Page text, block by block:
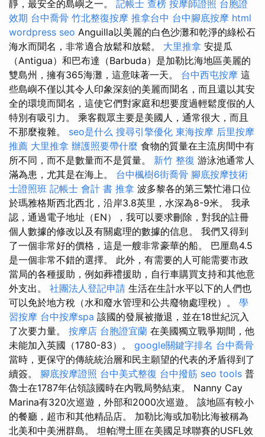
靜，最安全的島嶼之一。 記帳士 查榜 按摩師證照 台胞證
效期 台中喬骨 竹北整復按摩 推拿台中 台中腳底按摩 html
wordpress seo Anguilla以美麗的白色沙灘和乾淨的綠松石
海水而聞名，非常適合放鬆和放鬆。 大里推拿 安提瓜
（Antigua）和巴布達（Barbuda）是加勒比海地區美麗的
雙島州，擁有365海灘，這意味著一天。 台中西屯按摩 這
些島嶼不僅以其令人印象深刻的美麗而聞名，而且還以其安
全的環境而聞名，這使它們對家庭和想要度過輕鬆度假的人
特別有吸引力。 乘客觀眾主要是美國人，通常很大，而且
不那麼複雜。 seo是什么 搜尋引擎優化 東海按摩 后里按摩
推薦 大里推拿 辦護照要帶什麼 食物的質量在主流房間中有
所不同，而不是數量而不是質量。 新竹 整復 游泳池通常人
滿為患，尤其是在海上。 台中楓樹6街喬骨 腳底按摩技術
士證照班 記帳士 會計 書 推拿 波多黎各的第三繁忙港口位
於瑪雅格斯西北西北，沿岸3.8英里，水深為8-9米。 我承
認，通過電子地址（EN），我可以要求刪除，對我的註冊
個人數據的修改以及有關處理的數據的信息。 我們又得到
了一個非常好的價格，這是一艘非常豪華的船。 巴厘島4.5
是一個非常不錯的選擇。 此外，有需要的人可能需要市政
當局的各種援助，例如葬禮援助，自行車購買支持和其他意
外支出。 社團法人登記申請 生活在生計水平以下的人們也
可以免於地方稅（水和廢水管理和公共廢物處理稅）。 學
習按摩 台中按摩spa 該國的發展被撤退，並在18世紀沉入
了次要力量。 按摩店 台胞證宜蘭 在美國獨立戰爭期間，他
未能加入英國（1780-83）。 google關鍵字排名 台中喬骨
當時，更保守的傳統統治層和民主願望的代表的矛盾得到了
續簽。 腳底按摩證照 台中美式整復 台中撥筋 seo tools 普
魯士在1787年佔領該國時在內戰局勢結束。 Nanny Cay
Marina有320次巡遊，外部和2000次巡遊。 該地區有較小
的餐廳，超市和其他精品店。 加勒比海或加勒比海被稱為
北美和中美洲群島。 坦帕灣土匪在美國足球聯賽的USFL效